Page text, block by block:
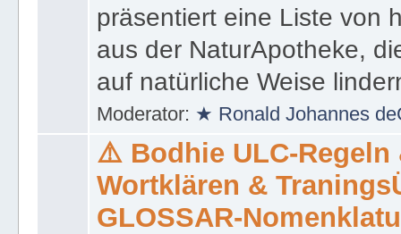
präsentiert eine Liste von
aus der NaturApotheke,
auf natürliche Weise
Moderator: ★ Ronald Johannes
⚠️ Bodhie ULC-Regeln
Wortklären &
GLOSSAR-